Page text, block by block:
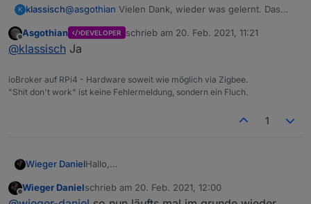
K klassisch@asgothian Vielen Dank, wieder was gelernt. Das
bzw. benötige keine oder nur eine kurze delay nach
dem Setzen?
Offline
Asgothian DEVELOPER schrieb am 20. Feb. 2021, 11:21
zuletzt editiert von
@klassisch Ja
ioBroker auf RPi4 - Hardware soweit wie möglich via Zigbee.
"Shit don't work" ist keine Fehlermeldung, sondern ein Fluch.
1
Wieger DanielHallo,
Mein setup: Mini PC mit Proxmox, iobroker in
Offline
Wieger Danielschrieb am 20. Feb. 2021, 12:00
zuletzt editiert von